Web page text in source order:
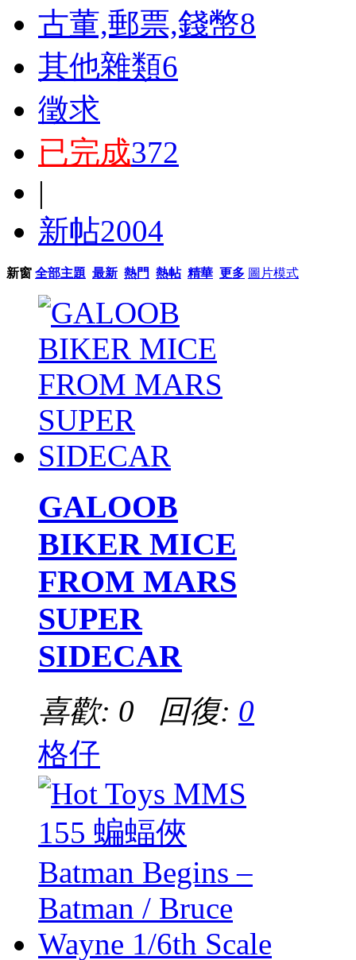
古董,郵票,錢幣8
其他雜類6
徵求
已完成372
|
新帖2004
新窗 全部主題 最新 熱門 熱帖 精華 更多 圖片模式
GALOOB
BIKER MICE
FROM MARS
SUPER
SIDECAR
喜歡: 0 回復: 0
格仔